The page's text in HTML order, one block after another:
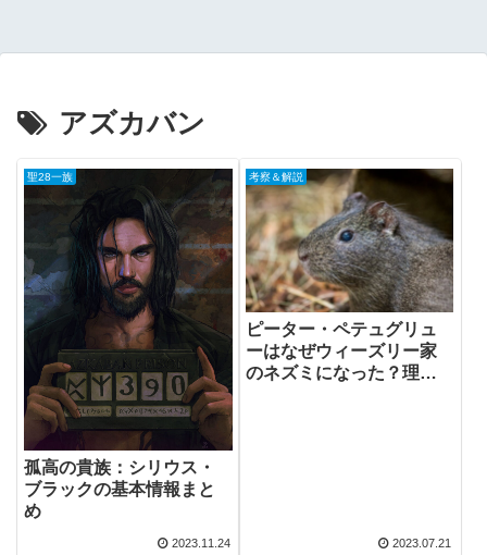
アズカバン
聖28一族
孤高の貴族：シリウス・
ブラックの基本情報まと
め
2023.11.24
考察＆解説
ピーター・ペテュグリュ
ーはなぜウィーズリー家
のネズミになった？理由
2023.07.21